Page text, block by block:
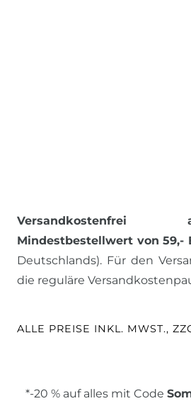
Mindestbestellwert von 59,-
Deutschlands). Für den
die reguläre
ALLE PREISE INKL. MWST.,
*-20 % auf alles mit Code